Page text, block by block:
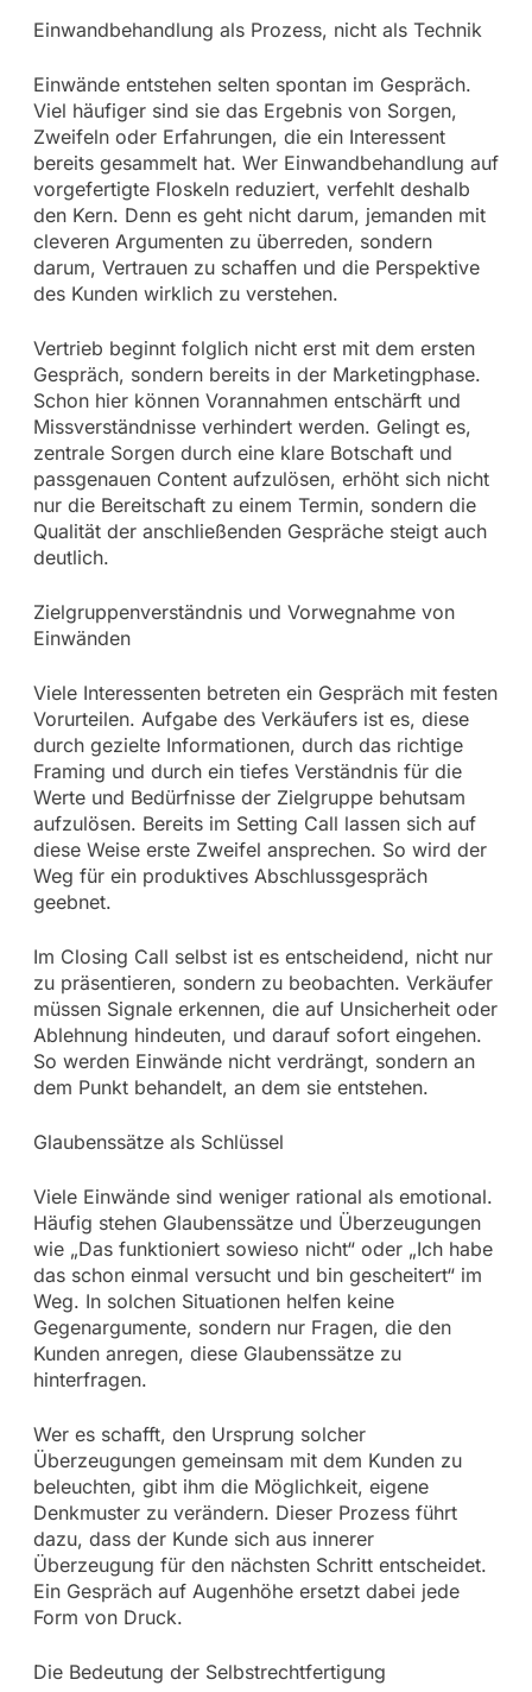
Einwandbehandlung als Prozess, nicht als Technik
Einwände entstehen selten spontan im Gespräch.
Viel häufiger sind sie das Ergebnis von Sorgen,
Zweifeln oder Erfahrungen, die ein Interessent
bereits gesammelt hat. Wer Einwandbehandlung auf
vorgefertigte Floskeln reduziert, verfehlt deshalb
den Kern. Denn es geht nicht darum, jemanden mit
cleveren Argumenten zu überreden, sondern
darum, Vertrauen zu schaffen und die Perspektive
des Kunden wirklich zu verstehen.
Vertrieb beginnt folglich nicht erst mit dem ersten
Gespräch, sondern bereits in der Marketingphase.
Schon hier können Vorannahmen entschärft und
Missverständnisse verhindert werden. Gelingt es,
zentrale Sorgen durch eine klare Botschaft und
passgenauen Content aufzulösen, erhöht sich nicht
nur die Bereitschaft zu einem Termin, sondern die
Qualität der anschließenden Gespräche steigt auch
deutlich.
Zielgruppenverständnis und Vorwegnahme von
Einwänden
Viele Interessenten betreten ein Gespräch mit festen
Vorurteilen. Aufgabe des Verkäufers ist es, diese
durch gezielte Informationen, durch das richtige
Framing und durch ein tiefes Verständnis für die
Werte und Bedürfnisse der Zielgruppe behutsam
aufzulösen. Bereits im Setting Call lassen sich auf
diese Weise erste Zweifel ansprechen. So wird der
Weg für ein produktives Abschlussgespräch
geebnet.
Im Closing Call selbst ist es entscheidend, nicht nur
zu präsentieren, sondern zu beobachten. Verkäufer
müssen Signale erkennen, die auf Unsicherheit oder
Ablehnung hindeuten, und darauf sofort eingehen.
So werden Einwände nicht verdrängt, sondern an
dem Punkt behandelt, an dem sie entstehen.
Glaubenssätze als Schlüssel
Viele Einwände sind weniger rational als emotional.
Häufig stehen Glaubenssätze und Überzeugungen
wie „Das funktioniert sowieso nicht“ oder „Ich habe
das schon einmal versucht und bin gescheitert“ im
Weg. In solchen Situationen helfen keine
Gegenargumente, sondern nur Fragen, die den
Kunden anregen, diese Glaubenssätze zu
hinterfragen.
Wer es schafft, den Ursprung solcher
Überzeugungen gemeinsam mit dem Kunden zu
beleuchten, gibt ihm die Möglichkeit, eigene
Denkmuster zu verändern. Dieser Prozess führt
dazu, dass der Kunde sich aus innerer
Überzeugung für den nächsten Schritt entscheidet.
Ein Gespräch auf Augenhöhe ersetzt dabei jede
Form von Druck.
Die Bedeutung der Selbstrechtfertigung